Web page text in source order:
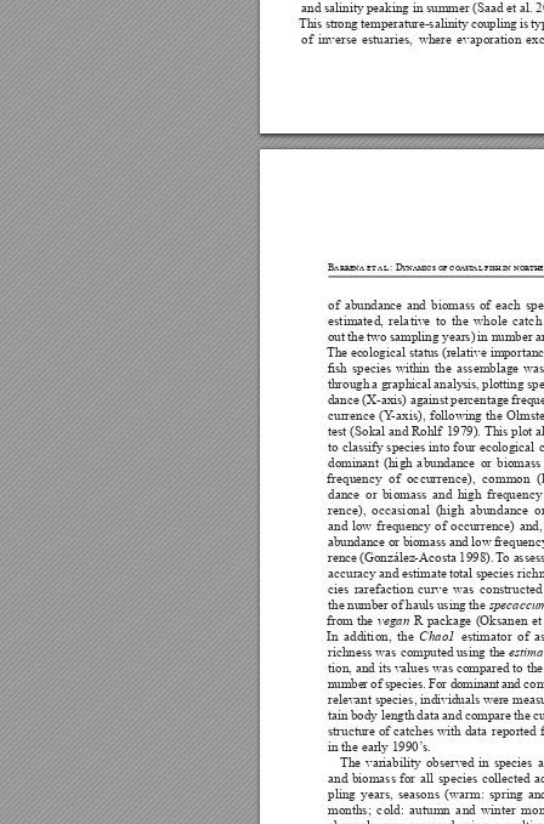

    
Barrena et al.: Dynamics of coastal fish in nor
     

   


    

 
   
 
  
    
   
    

  
    



   

  vegan    
   Chao1  
  
  


   

    
     
    
    